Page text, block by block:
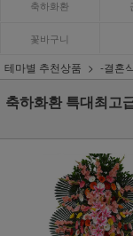
축하화환
꽃바구니
테마별 추천상품 -결혼
축하화환 특대최고